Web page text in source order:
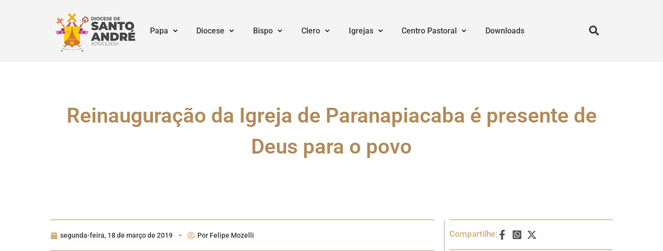
Papa Diocese Bispo Clero Igrejas Centro Pastoral Downloads
Reinauguração da Igreja de Paranapiacaba é presente de
Deus para o povo
segunda-feira, 18 de março de 2019 Por Felipe Mozelli Compartilhe: